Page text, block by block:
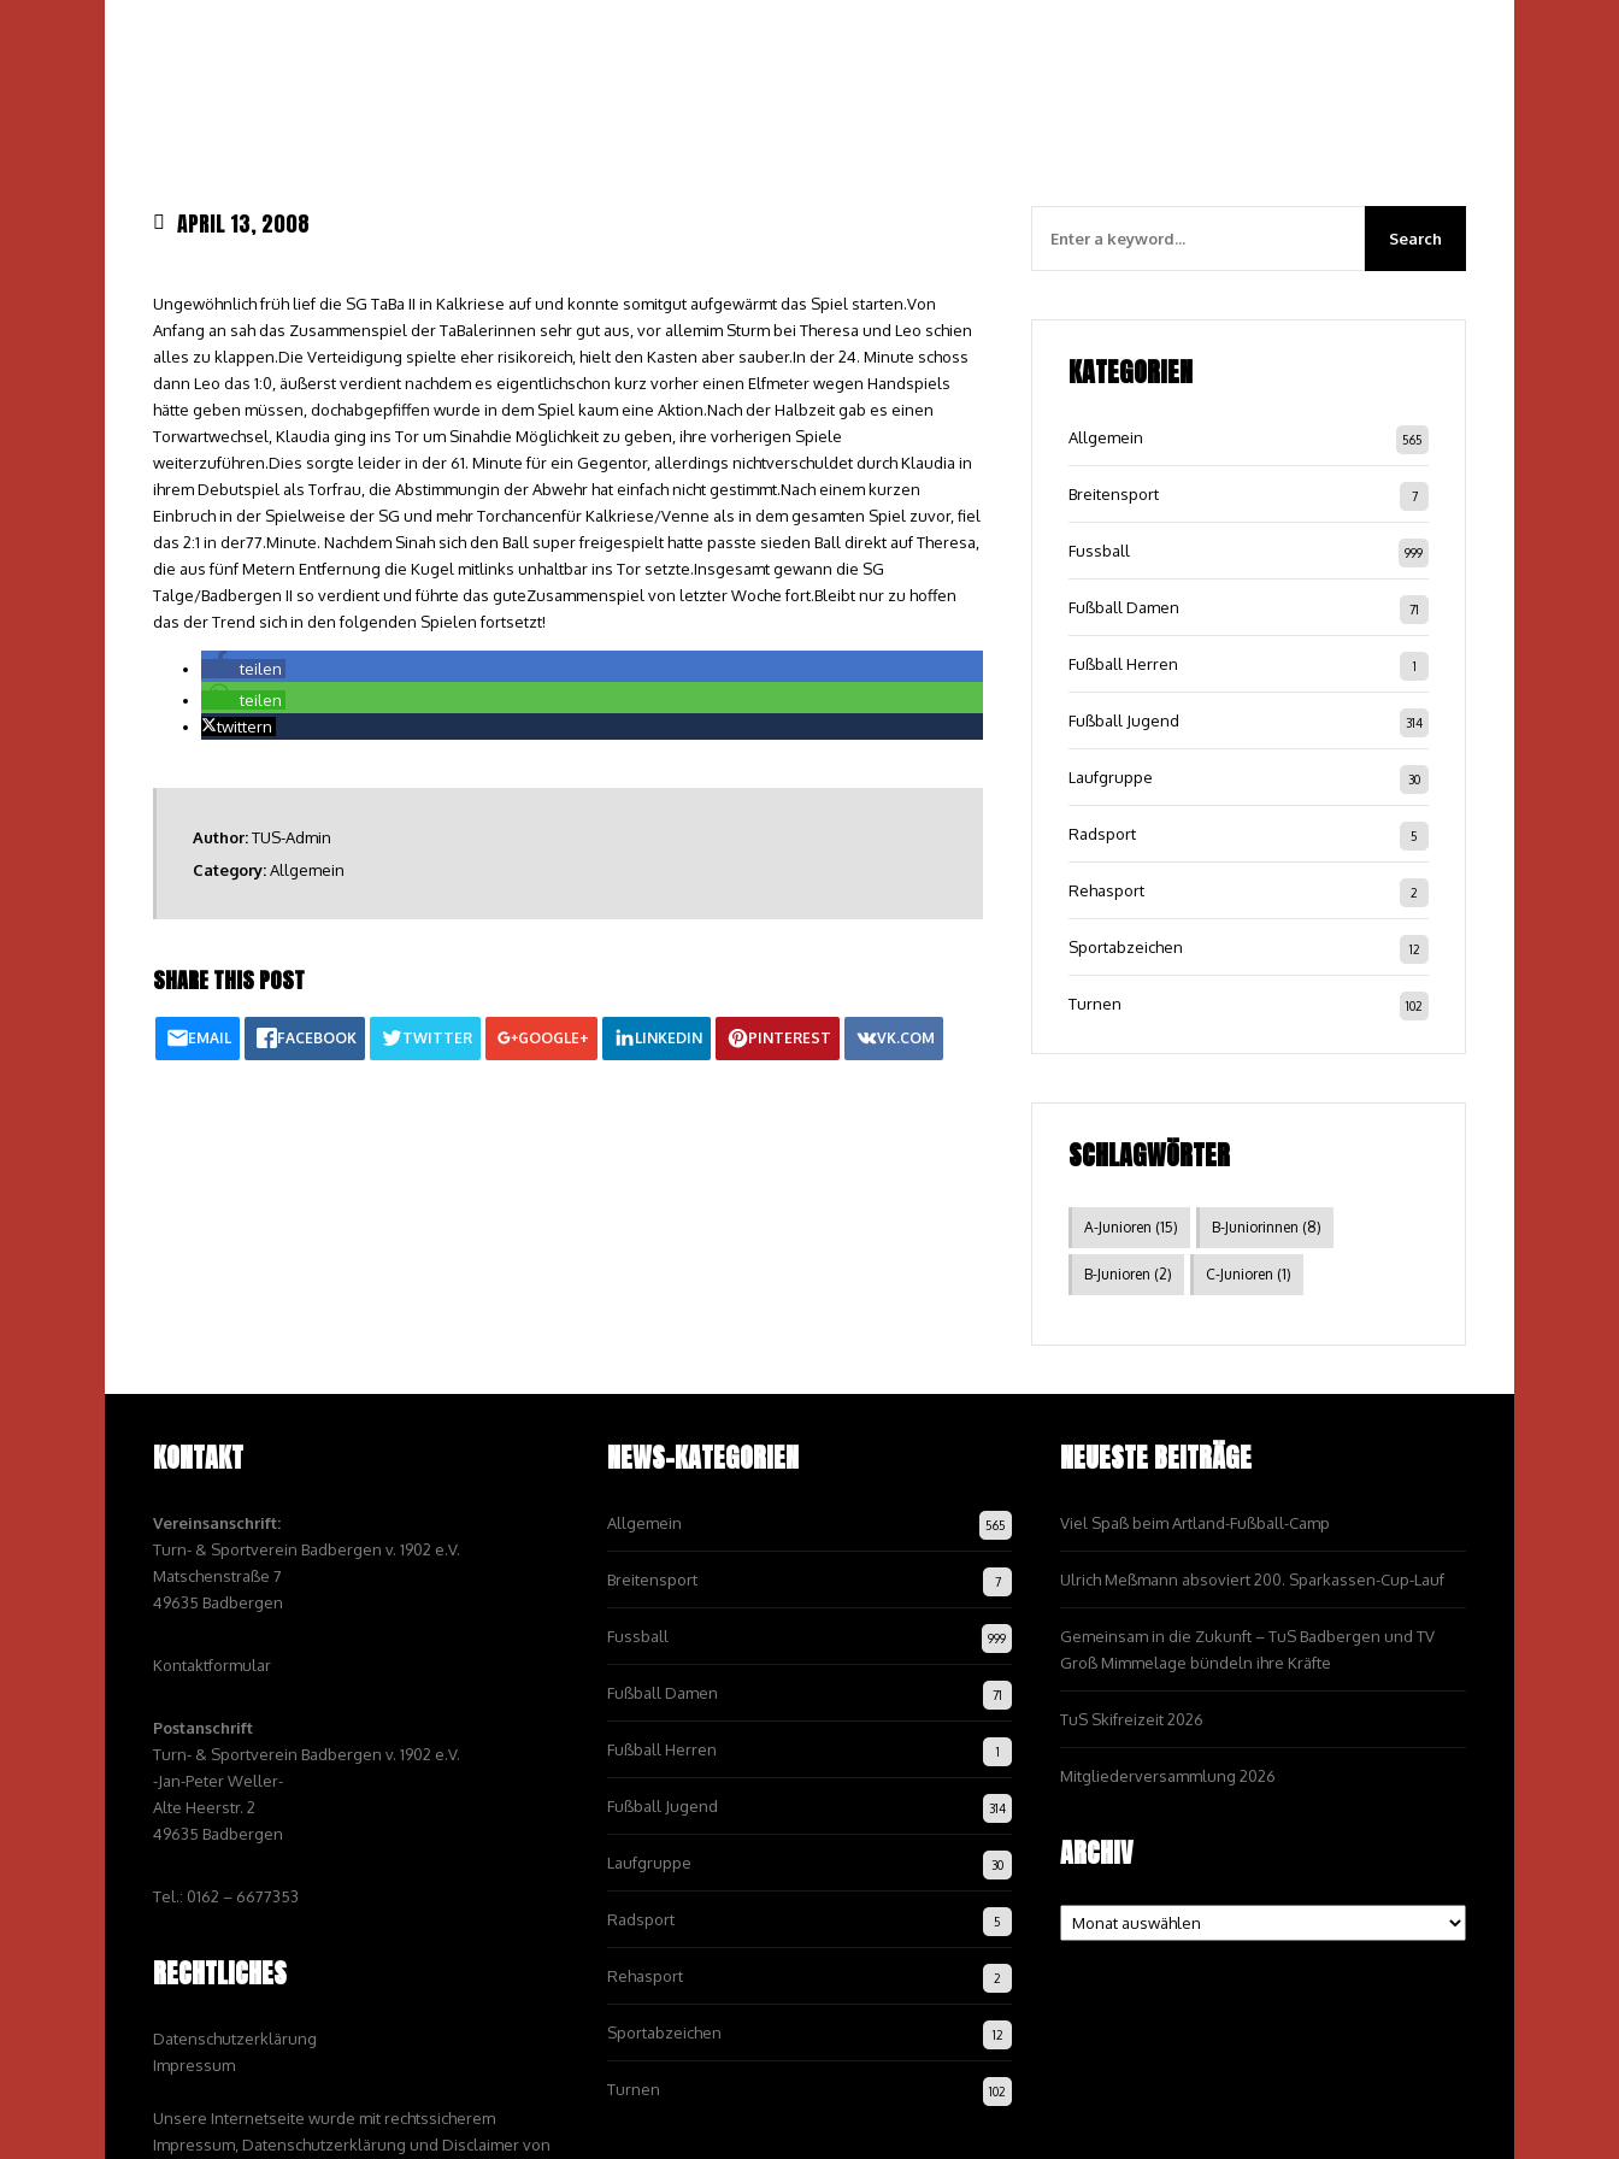
APRIL 13, 2008
Ungewöhnlich früh lief die SG TaBa II in Kalkriese auf und konnte somitgut aufgewärmt das Spiel starten.Von
Anfang an sah das Zusammenspiel der TaBalerinnen sehr gut aus, vor allemim Sturm bei Theresa und Leo schien
alles zu klappen.Die Verteidigung spielte eher risikoreich, hielt den Kasten aber sauber.In der 24. Minute schoss
dann Leo das 1:0, äußerst verdient nachdem es eigentlichschon kurz vorher einen Elfmeter wegen Handspiels
hätte geben müssen, dochabgepfiffen wurde in dem Spiel kaum eine Aktion.Nach der Halbzeit gab es einen
Torwartwechsel, Klaudia ging ins Tor um Sinahdie Möglichkeit zu geben, ihre vorherigen Spiele
weiterzuführen.Dies sorgte leider in der 61. Minute für ein Gegentor, allerdings nichtverschuldet durch Klaudia in
ihrem Debutspiel als Torfrau, die Abstimmungin der Abwehr hat einfach nicht gestimmt.Nach einem kurzen
Einbruch in der Spielweise der SG und mehr Torchancenfür Kalkriese/Venne als in dem gesamten Spiel zuvor, fiel
das 2:1 in der77.Minute. Nachdem Sinah sich den Ball super freigespielt hatte passte sieden Ball direkt auf Theresa,
die aus fünf Metern Entfernung die Kugel mitlinks unhaltbar ins Tor setzte.Insgesamt gewann die SG
Talge/Badbergen II so verdient und führte das guteZusammenspiel von letzter Woche fort.Bleibt nur zu hoffen
das der Trend sich in den folgenden Spielen fortsetzt!
teilen
teilen
twittern
Author:TUS-Admin
Category:Allgemein
SHARE THIS POST
EMAIL FACEBOOK TWITTER GOOGLE+ LINKEDIN PINTEREST VK.COM
KATEGORIEN
Allgemein 565
Breitensport 7
Fussball 999
Fußball Damen 71
Fußball Herren 1
Fußball Jugend 314
Laufgruppe 30
Radsport 5
Rehasport 2
Sportabzeichen 12
Turnen 102
SCHLAGWÖRTER
A-Junioren (15) B-Juniorinnen (8)
B-Junioren (2) C-Junioren (1)
KONTAKT
Vereinsanschrift:
Turn- & Sportverein Badbergen v. 1902 e.V.
Matschenstraße 7
49635 Badbergen
Kontaktformular
Postanschrift
Turn- & Sportverein Badbergen v. 1902 e.V.
-Jan-Peter Weller-
Alte Heerstr. 2
49635 Badbergen
Tel.: 0162 – 6677353
RECHTLICHES
Datenschutzerklärung
Impressum
Unsere Internetseite wurde mit rechtssicherem
Impressum, Datenschutzerklärung und Disclaimer von
NEWS-KATEGORIEN
Allgemein 565
Breitensport 7
Fussball 999
Fußball Damen 71
Fußball Herren 1
Fußball Jugend 314
Laufgruppe 30
Radsport 5
Rehasport 2
Sportabzeichen 12
Turnen 102
NEUESTE BEITRÄGE
Viel Spaß beim Artland-Fußball-Camp
Ulrich Meßmann absoviert 200. Sparkassen-Cup-Lauf
Gemeinsam in die Zukunft – TuS Badbergen und TV
Groß Mimmelage bündeln ihre Kräfte
TuS Skifreizeit 2026
Mitgliederversammlung 2026
ARCHIV
Archiv